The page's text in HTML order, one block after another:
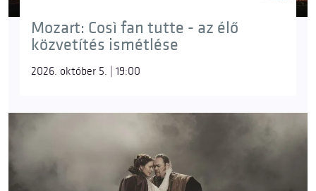
Mozart: Così fan tutte - az élő
közvetítés ismétlése
2026. október 5. | 19:00